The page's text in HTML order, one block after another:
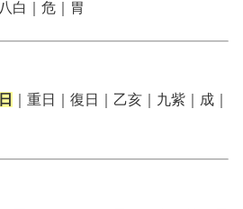
白｜危｜胃
｜重日｜復日｜乙亥｜九紫｜成｜